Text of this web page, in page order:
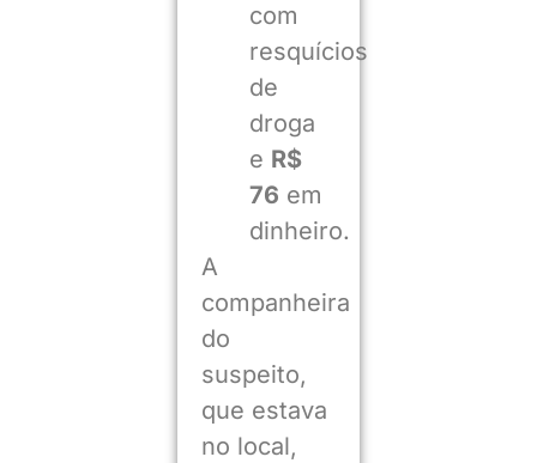
com
resquícios
de
droga
e R$
76 em
dinheiro.
A
companheira
do
suspeito,
que estava
no local,